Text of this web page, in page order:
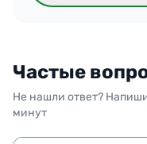
Частые
Не нашли ответ?
минут